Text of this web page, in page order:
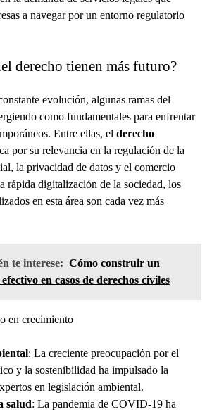
a navegar por un entorno regulatorio
derecho tienen más futuro?
evolución, algunas ramas del
como fundamentales para enfrentar
Entre ellas, el derecho
por su relevancia en la regulación de la
la privacidad de datos y el comercio
rápida digitalización de la sociedad, los
en esta área son cada vez más
te interese: Cómo construir un
en casos de derechos civiles
en crecimiento
: La creciente preocupación por el
y la sostenibilidad ha impulsado la
en legislación ambiental.
salud: La pandemia de COVID-19 ha